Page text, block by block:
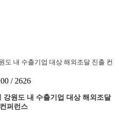
도 내 수출기업 대상 해외조달 진출 컨
/ 2626
원도 내 수출기업 대상 해외조달
퍼런스